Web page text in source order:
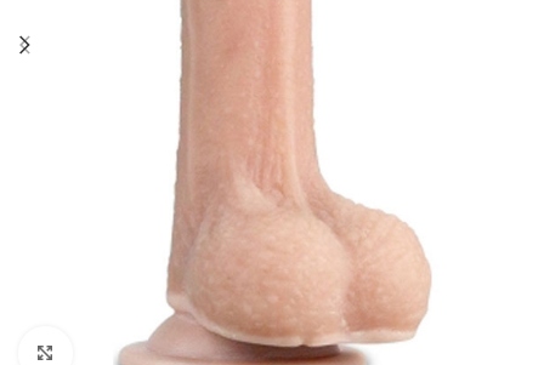
Click to enlarge